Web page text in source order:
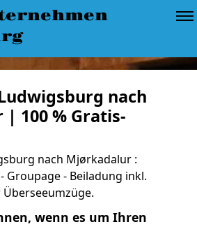
nach
100 % Gratis-
nach Mjørkadalur :
Groupage - Beiladung inkl.
wenn es um Ihren